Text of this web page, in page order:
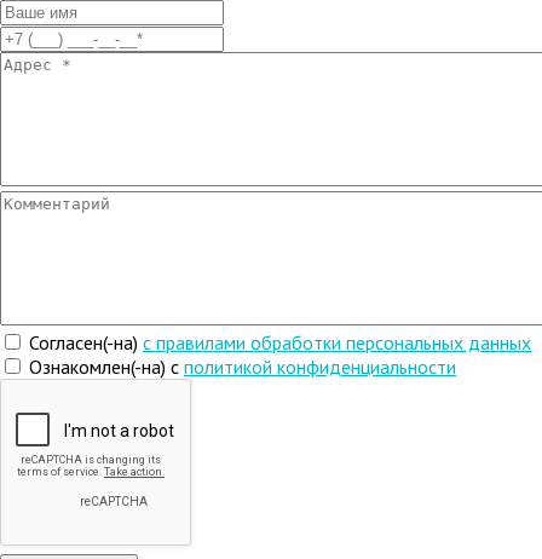
Согласен(-на) c правилами обработки персональных данных
Ознакомлен(-на) с политикой конфиденциальности